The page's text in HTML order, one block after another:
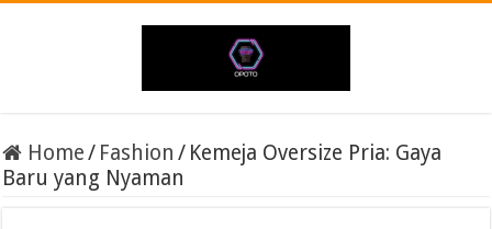
Home/ Fashion / Kemeja Oversize Pria: Gaya
Baru yang Nyaman